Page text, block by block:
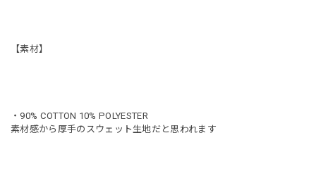
【素材】
・90% COTTON 10% POLYESTER
素材感から厚手のスウェット生地だと思われます